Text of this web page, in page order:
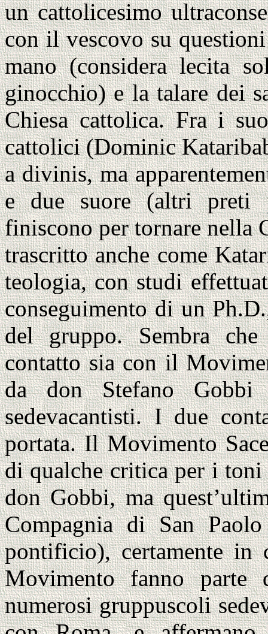
un cattolicesimo
con il vescovo su
mano (considera lecita
ginocchio) e la talare dei
Chiesa cattolica. Fra i
cattolici (Dominic
a divinis, ma
e due suore (altri preti
finiscono per tornare nella
trascritto anche come
teologia, con studi
conseguimento di un
del gruppo. Sembra
contatto sia con il
da don Stefano
sedevacantisti. I due
portata. Il Movimento
di qualche critica per i
don Gobbi, ma
Compagnia di San
pontificio), certamente in
Movimento fanno
numerosi gruppuscoli